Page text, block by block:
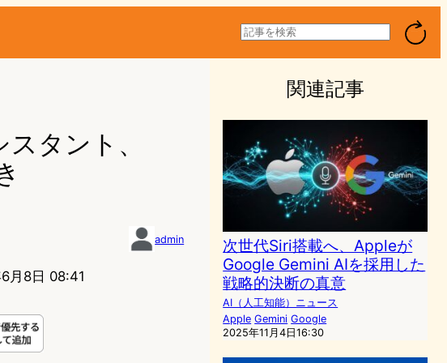
検
索
タント、
admin
月8日 08:41
関連記事
次世代Siri搭載へ、Appleが
Google Gemini AIを採用した
戦略的決断の真意
AI（人工知能）ニュース
Apple Gemini Google
2025年11月4日16:30